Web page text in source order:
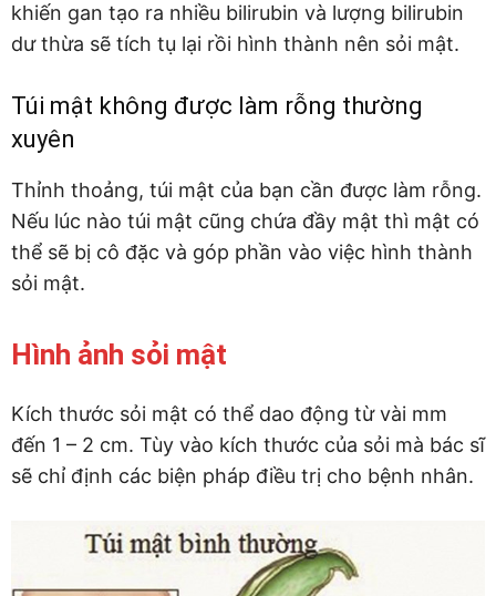
khiến gan tạo ra nhiều bilirubin và lượng bilirubin
dư thừa sẽ tích tụ lại rồi hình thành nên sỏi mật.
Túi mật không được làm rỗng thường
xuyên
Thỉnh thoảng, túi mật của bạn cần được làm rỗng.
Nếu lúc nào túi mật cũng chứa đầy mật thì mật có
thể sẽ bị cô đặc và góp phần vào việc hình thành
sỏi mật.
Hình ảnh sỏi mật
Kích thước sỏi mật có thể dao động từ vài mm
đến 1 – 2 cm. Tùy vào kích thước của sỏi mà bác sĩ
sẽ chỉ định các biện pháp điều trị cho bệnh nhân.